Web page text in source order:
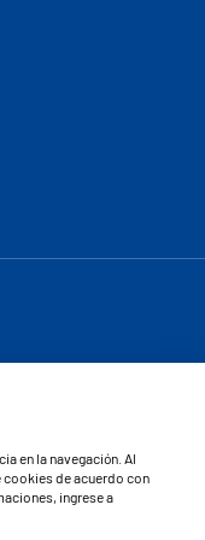
en la navegación. Al
cookies de acuerdo con
ingrese a